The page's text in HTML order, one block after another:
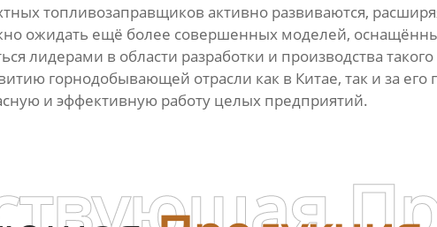
топливозаправщиков активно развиваются,
ожидать ещё более совершенных моделей,
лидерами в области разработки и производства
горнодобывающей отрасли как в Китае, так и за
и эффективную работу целых предприятий.